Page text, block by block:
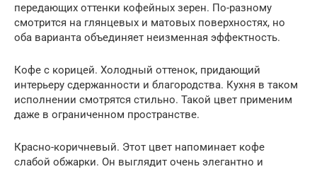
передающих оттенки кофейных зерен. По-разному
смотрится на глянцевых и матовых поверхностях, но
оба варианта объединяет неизменная эффектность.
Кофе с корицей. Холодный оттенок, придающий
интерьеру сдержанности и благородства. Кухня в таком
исполнении смотрятся стильно. Такой цвет применим
даже в ограниченном пространстве.
Красно-коричневый. Этот цвет напоминает кофе
слабой обжарки. Он выглядит очень элегантно и